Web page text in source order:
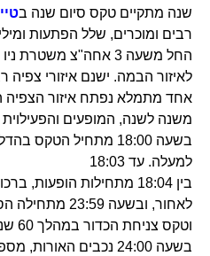
שנה מתקיים טקס סיום שנה ב
רבים ומוכרים, שלל הפתעות
החל משעה 3 אחה"צ
לאיזור הבמה. ישנם איזורי צפיה
אחד מתמלא נפתח איזור הצפיה
משנה לשנה, המופעים
בשעה 18:00 מתחיל
למעלה. עד 18:03
בין 18:04 מתחילות
וטקס צניחת הכדור במהלך 60 שניות אלה.
בשעה 24:00 נכבים